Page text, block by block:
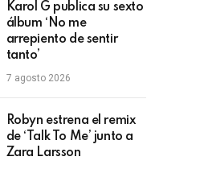
Karol G publica su sexto
álbum ‘No me
arrepiento de sentir
tanto’
7 agosto 2026
Robyn estrena el remix
de ‘Talk To Me’ junto a
Zara Larsson